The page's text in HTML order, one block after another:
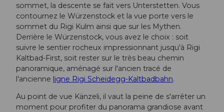
sommet, la descente se fait vers Unterstetten. Vous
contournez le Würzenstock et la vue porte vers le
sommet du Rigi Kulm ainsi que sur les Mythen.
Derrière le Würzenstock, vous avez le choix : soit
suivre le sentier rocheux impressionnant jusqu'à Rigi
Kaltbad-First, soit rester sur le très beau chemin
panoramique, aménagé sur l'ancien tracé de
l'ancienne ligne Rigi Scheidegg-Kaltbadbahn.
Au point de vue Känzeli, il vaut la peine de s'arrêter un
moment pour profiter du panorama grandiose avant